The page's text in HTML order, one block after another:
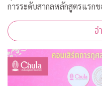
การระดับสากลหลักสูตรแรกข
อ่